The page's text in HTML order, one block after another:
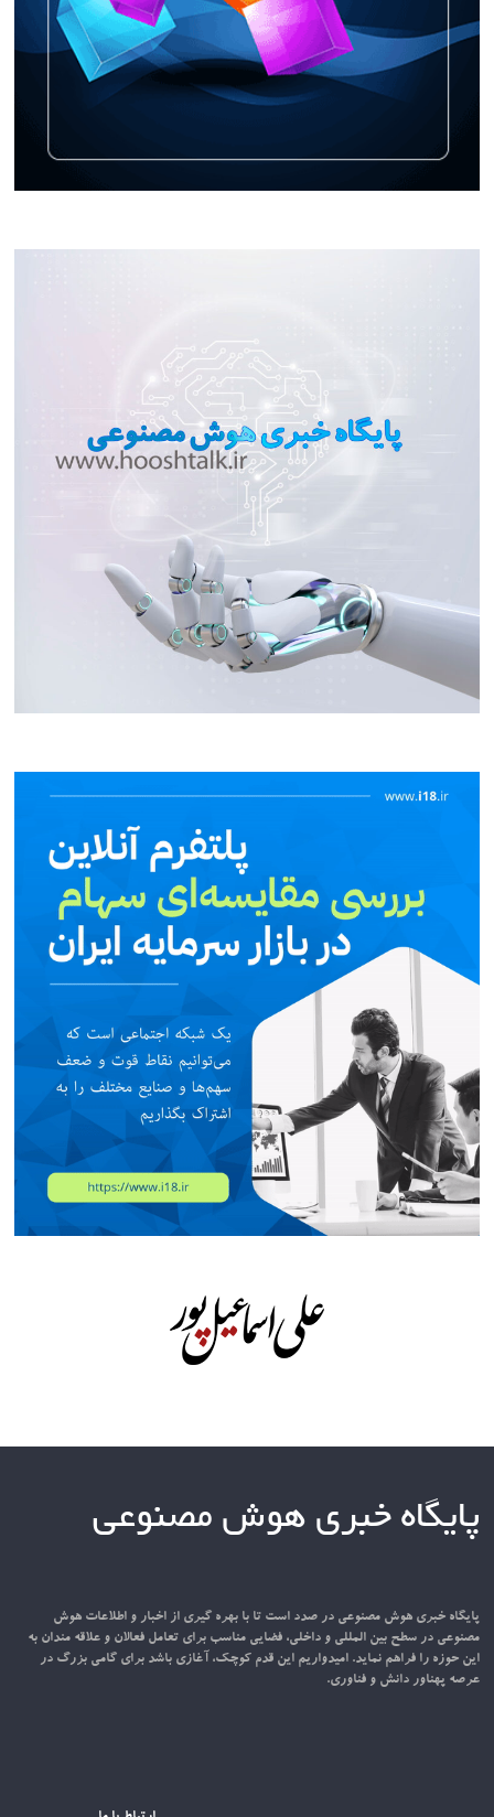
پایگاه خبری هوش مصنوعی
پایگاه خبری هوش مصنوعی در صدد است تا با بهره گیری از اخبار و اطلاعات هوش
مصنوعی در سطح بین المللی و داخلی، فضایی مناسب برای تعامل فعالان و علاقه مندان به
این حوزه را فراهم نماید. امیدواریم این قدم کوچک، آغازی باشد برای گامی بزرگ در
عرصه پهناور دانش و فناوری.